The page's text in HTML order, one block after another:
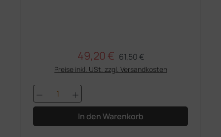
Verkaufspreis:
49,20 € Regulärer Preis:
61,50 €
Preise inkl. USt. zzgl. Versandkosten
Produkt Anzahl: Gib den
In den Warenkorb